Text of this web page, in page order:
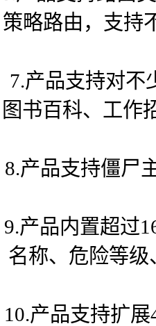
策略路由，支持
7.产品支持对不
图书百科、工作
8.产品支持僵尸
9.产品内置超过
名称、危险等
10.产品支持扩